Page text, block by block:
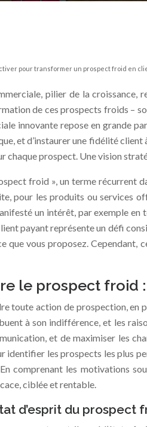
pour transformer un prospect froid en
pilier de la croissance,
de ces prospects froids –
innovante repose en grande
et d’instaurer une fidélité
chaque prospect. Une vision
froid », un terme récurrent
pour les produits ou services
un intérêt, par exemple
payant représente un défi
que vous proposez.
le prospect froid
toute action de prospection,
à son indifférence, et les
et de maximiser les
identifier les prospects les plus
comprenant les motivations
ciblée et rentable.
d’esprit du